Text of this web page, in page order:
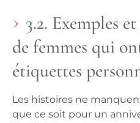
3.2. Exemples
de femmes qui
étiquettes
Les histoires ne
que ce soit pour un